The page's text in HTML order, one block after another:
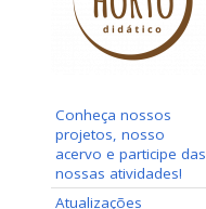
Conheça nossos
projetos, nosso
acervo e participe das
nossas atividades!
Atualizações